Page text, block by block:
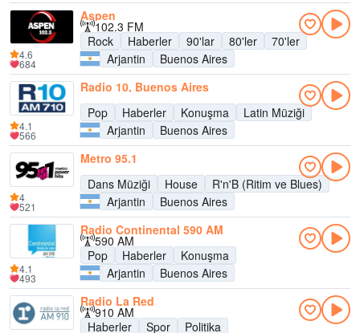
Aspen
102.3 FM
Rock
Haberler 90'lar 80'ler
70'ler
Arjantin
Buenos Aires
4.6
684
Radio 10, Buenos Aires
Pop
Haberler Konuşma
Latin Müziği
Arjantin
Buenos Aires
4.1
566
Metro 95.1
Dans Müziği
House
R'n'B (Ritim ve Blues)
Arjantin
Buenos Aires
4
521
Radio Continental 590 AM
590 AM
Pop
Haberler
Konuşma
Arjantin
Buenos Aires
4.1
493
Radio La Red
910 AM
Haberler
Spor
Politika